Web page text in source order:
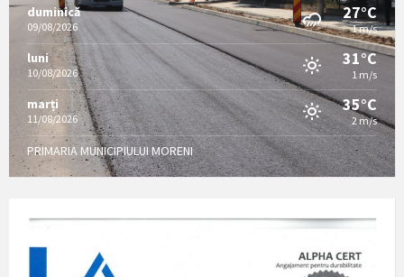
duminică
09/08/2026
27°C
1 m/s
luni
10/08/2026
31°C
1 m/s
marți
11/08/2026
35°C
2 m/s
PRIMARIA MUNICIPIULUI MORENI